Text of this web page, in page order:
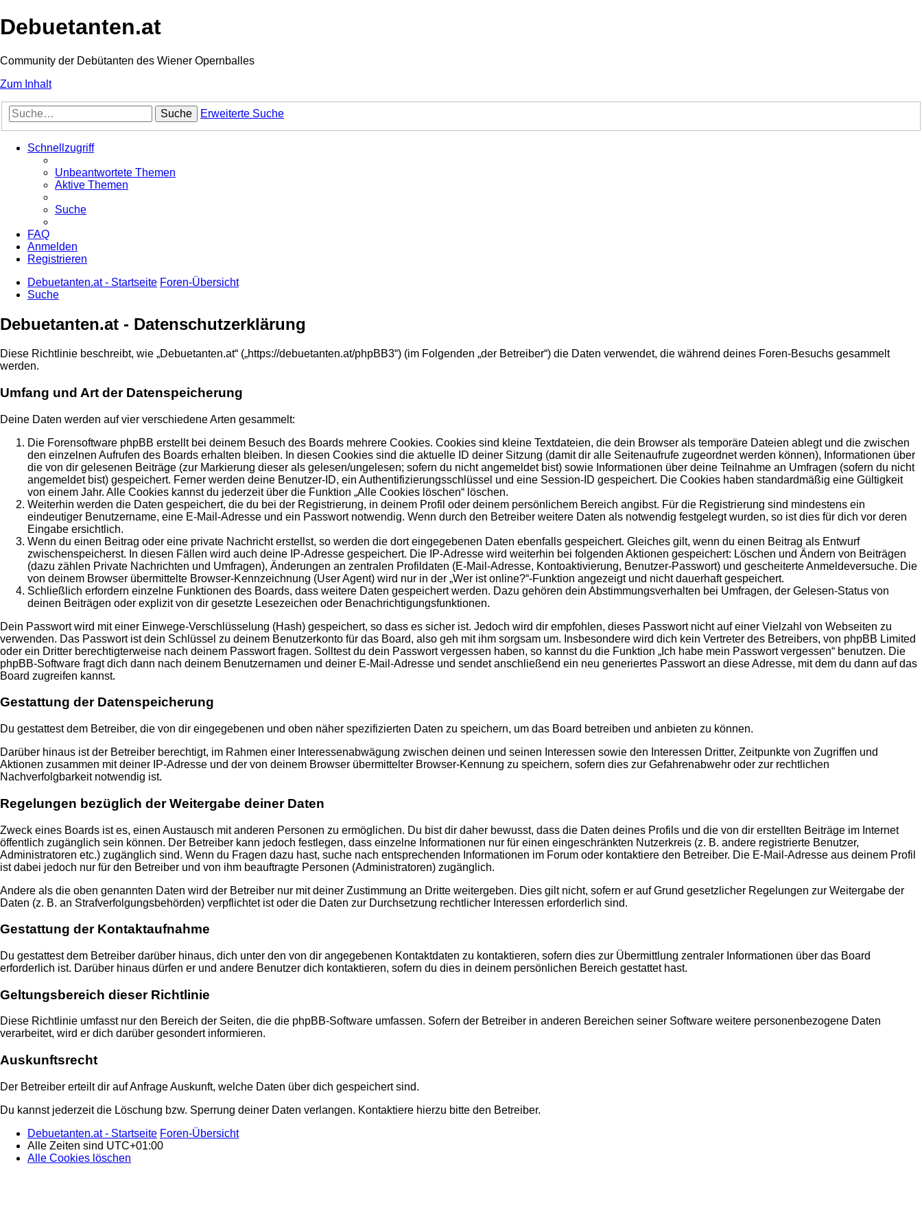
Debuetanten.at
Community der Debütanten des Wiener Opernballes
Zum Inhalt
Suche Erweiterte Suche
Schnellzugriff
Unbeantwortete Themen
Aktive Themen
Suche
FAQ
Anmelden
Registrieren
Debuetanten.at - Startseite Foren-Übersicht
Suche
Debuetanten.at - Datenschutzerklärung
Diese Richtlinie beschreibt, wie „Debuetanten.at“ („https://debuetanten.at/phpBB3“) (im Folgenden „der Betreiber“) die Daten verwendet, die während deines Foren-Besuchs gesammelt
werden.
Umfang und Art der Datenspeicherung
Deine Daten werden auf vier verschiedene Arten gesammelt:
Die Forensoftware phpBB erstellt bei deinem Besuch des Boards mehrere Cookies. Cookies sind kleine Textdateien, die dein Browser als temporäre Dateien ablegt und die zwischen
den einzelnen Aufrufen des Boards erhalten bleiben. In diesen Cookies sind die aktuelle ID deiner Sitzung (damit dir alle Seitenaufrufe zugeordnet werden können), Informationen über
die von dir gelesenen Beiträge (zur Markierung dieser als gelesen/ungelesen; sofern du nicht angemeldet bist) sowie Informationen über deine Teilnahme an Umfragen (sofern du nicht
angemeldet bist) gespeichert. Ferner werden deine Benutzer-ID, ein Authentifizierungsschlüssel und eine Session-ID gespeichert. Die Cookies haben standardmäßig eine Gültigkeit
von einem Jahr. Alle Cookies kannst du jederzeit über die Funktion „Alle Cookies löschen“ löschen.
Weiterhin werden die Daten gespeichert, die du bei der Registrierung, in deinem Profil oder deinem persönlichem Bereich angibst. Für die Registrierung sind mindestens ein
eindeutiger Benutzername, eine E-Mail-Adresse und ein Passwort notwendig. Wenn durch den Betreiber weitere Daten als notwendig festgelegt wurden, so ist dies für dich vor deren
Eingabe ersichtlich.
Wenn du einen Beitrag oder eine private Nachricht erstellst, so werden die dort eingegebenen Daten ebenfalls gespeichert. Gleiches gilt, wenn du einen Beitrag als Entwurf
zwischenspeicherst. In diesen Fällen wird auch deine IP-Adresse gespeichert. Die IP-Adresse wird weiterhin bei folgenden Aktionen gespeichert: Löschen und Ändern von Beiträgen
(dazu zählen Private Nachrichten und Umfragen), Änderungen an zentralen Profildaten (E-Mail-Adresse, Kontoaktivierung, Benutzer-Passwort) und gescheiterte Anmeldeversuche. Die
von deinem Browser übermittelte Browser-Kennzeichnung (User Agent) wird nur in der „Wer ist online?“-Funktion angezeigt und nicht dauerhaft gespeichert.
Schließlich erfordern einzelne Funktionen des Boards, dass weitere Daten gespeichert werden. Dazu gehören dein Abstimmungsverhalten bei Umfragen, der Gelesen-Status von
deinen Beiträgen oder explizit von dir gesetzte Lesezeichen oder Benachrichtigungsfunktionen.
Dein Passwort wird mit einer Einwege-Verschlüsselung (Hash) gespeichert, so dass es sicher ist. Jedoch wird dir empfohlen, dieses Passwort nicht auf einer Vielzahl von Webseiten zu
verwenden. Das Passwort ist dein Schlüssel zu deinem Benutzerkonto für das Board, also geh mit ihm sorgsam um. Insbesondere wird dich kein Vertreter des Betreibers, von phpBB Limited
oder ein Dritter berechtigterweise nach deinem Passwort fragen. Solltest du dein Passwort vergessen haben, so kannst du die Funktion „Ich habe mein Passwort vergessen“ benutzen. Die
phpBB-Software fragt dich dann nach deinem Benutzernamen und deiner E-Mail-Adresse und sendet anschließend ein neu generiertes Passwort an diese Adresse, mit dem du dann auf das
Board zugreifen kannst.
Gestattung der Datenspeicherung
Du gestattest dem Betreiber, die von dir eingegebenen und oben näher spezifizierten Daten zu speichern, um das Board betreiben und anbieten zu können.
Darüber hinaus ist der Betreiber berechtigt, im Rahmen einer Interessenabwägung zwischen deinen und seinen Interessen sowie den Interessen Dritter, Zeitpunkte von Zugriffen und
Aktionen zusammen mit deiner IP-Adresse und der von deinem Browser übermittelter Browser-Kennung zu speichern, sofern dies zur Gefahrenabwehr oder zur rechtlichen
Nachverfolgbarkeit notwendig ist.
Regelungen bezüglich der Weitergabe deiner Daten
Zweck eines Boards ist es, einen Austausch mit anderen Personen zu ermöglichen. Du bist dir daher bewusst, dass die Daten deines Profils und die von dir erstellten Beiträge im Internet
öffentlich zugänglich sein können. Der Betreiber kann jedoch festlegen, dass einzelne Informationen nur für einen eingeschränkten Nutzerkreis (z. B. andere registrierte Benutzer,
Administratoren etc.) zugänglich sind. Wenn du Fragen dazu hast, suche nach entsprechenden Informationen im Forum oder kontaktiere den Betreiber. Die E-Mail-Adresse aus deinem Profil
ist dabei jedoch nur für den Betreiber und von ihm beauftragte Personen (Administratoren) zugänglich.
Andere als die oben genannten Daten wird der Betreiber nur mit deiner Zustimmung an Dritte weitergeben. Dies gilt nicht, sofern er auf Grund gesetzlicher Regelungen zur Weitergabe der
Daten (z. B. an Strafverfolgungsbehörden) verpflichtet ist oder die Daten zur Durchsetzung rechtlicher Interessen erforderlich sind.
Gestattung der Kontaktaufnahme
Du gestattest dem Betreiber darüber hinaus, dich unter den von dir angegebenen Kontaktdaten zu kontaktieren, sofern dies zur Übermittlung zentraler Informationen über das Board
erforderlich ist. Darüber hinaus dürfen er und andere Benutzer dich kontaktieren, sofern du dies in deinem persönlichen Bereich gestattet hast.
Geltungsbereich dieser Richtlinie
Diese Richtlinie umfasst nur den Bereich der Seiten, die die phpBB-Software umfassen. Sofern der Betreiber in anderen Bereichen seiner Software weitere personenbezogene Daten
verarbeitet, wird er dich darüber gesondert informieren.
Auskunftsrecht
Der Betreiber erteilt dir auf Anfrage Auskunft, welche Daten über dich gespeichert sind.
Du kannst jederzeit die Löschung bzw. Sperrung deiner Daten verlangen. Kontaktiere hierzu bitte den Betreiber.
Debuetanten.at - Startseite Foren-Übersicht
Alle Zeiten sind UTC+01:00
Alle Cookies löschen